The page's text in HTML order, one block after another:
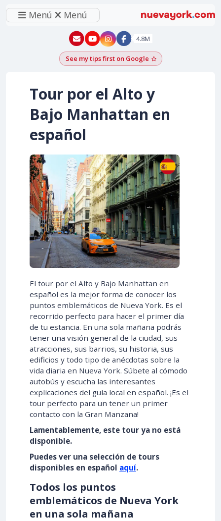
Menú Menú
New York - YouTube
New York - Instagram
4.8M
See my tips first on GoogleAdd as a Google
Tour por el Alto y
Bajo Manhattan en
español
El tour por el Alto y Bajo Manhattan en
español es la mejor forma de conocer los
puntos emblemáticos de Nueva York. Es el
recorrido perfecto para hacer el primer día
de tu estancia. En una sola mañana podrás
tener una visión general de la ciudad, sus
atracciones, sus barrios, su historia, sus
edificios y todo tipo de anécdotas sobre la
vida diaria en Nueva York. Súbete al cómodo
autobús y escucha las interesantes
explicaciones del guía local en español. ¡Es el
tour perfecto para un tener un primer
contacto con la Gran Manzana!
Lamentablemente, este tour ya no está
disponible.
Puedes ver una selección de tours
disponibles en español aquí.
Todos los puntos
emblemáticos de Nueva York
en una sola mañana